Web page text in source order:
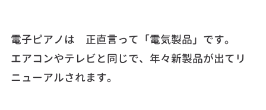
電子ピアノは 正直言って「電気製品」です。
エアコンやテレビと同じで、年々新製品が出てリ
ニューアルされます。